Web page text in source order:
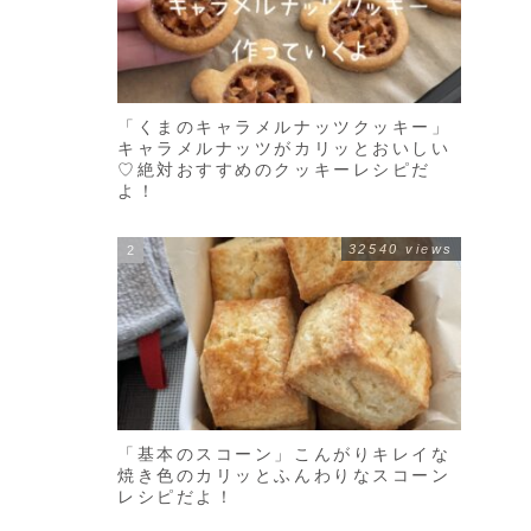
「くまのキャラメルナッツクッキー」
キャラメルナッツがカリッとおいしい
♡絶対おすすめのクッキーレシピだ
よ！
「基本のスコーン」こんがりキレイな
焼き色のカリッとふんわりなスコーン
レシピだよ！
32540 views